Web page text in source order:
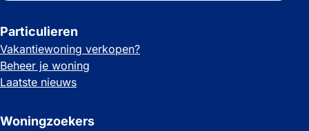
Particulieren
Vakantiewoning verkopen?
Beheer je woning
Laatste nieuws
Woningzoekers